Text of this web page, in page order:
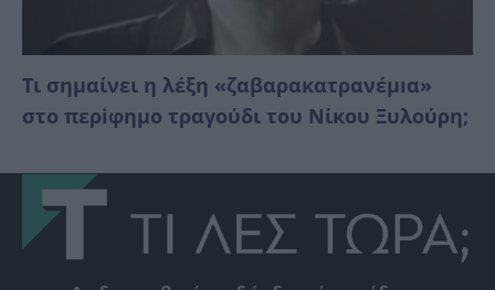
Τι σημαίνει η λέξη «ζαβαρακατρανέμıα»
στο περiφημο τραγούδι του Νίκου Ξυλούρη;